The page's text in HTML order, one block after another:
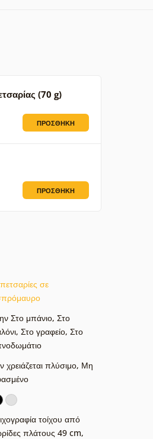
(70 g)
ΠΡΟΣΘΉΚΗ
ΠΡΟΣΘΉΚΗ
σε
Στο μπάνιο, Στο
, Στο γραφείο, Στο
χρειάζεται πλύσιμο, Μη
τοίχου από
πλάτους 49 cm,